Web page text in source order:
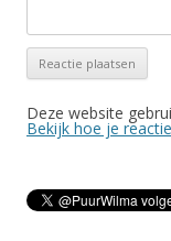
Deze website
Bekijk hoe je